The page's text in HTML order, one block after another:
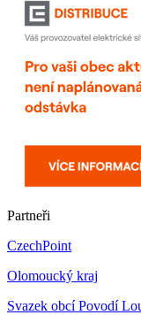
Partneři
CzechPoint
Olomoucký kraj
Svazek obcí Povodí